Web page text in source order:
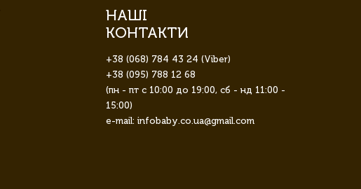
НАШІ
КОНТАКТИ
+38 (068) 784 43 24 (Viber)
+38 (095) 788 12 68
(пн - пт с 10:00 до 19:00, сб - нд 11:00 -
15:00)
e-mail: infobaby.co.ua@gmail.com